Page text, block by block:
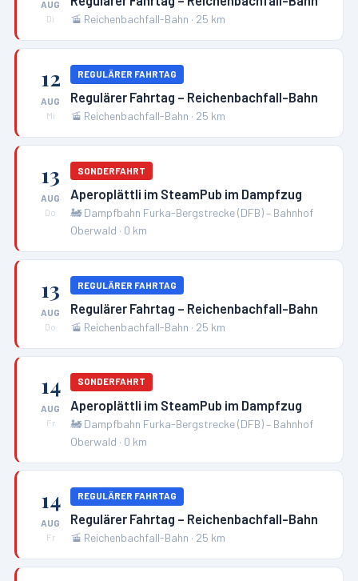
AUG
Di
🚡 Reichenbachfall-Bahn · 25 km
12
AUG
Mi
REGULÄRER FAHRTAG
Regulärer Fahrtag – Reichenbachfall-Bahn
🚡 Reichenbachfall-Bahn · 25 km
13
AUG
Do
SONDERFAHRT
Aperoplättli im SteamPub im Dampfzug
🚂 Dampfbahn Furka-Bergstrecke (DFB) – Bahnhof
Oberwald · 0 km
13
AUG
Do
REGULÄRER FAHRTAG
Regulärer Fahrtag – Reichenbachfall-Bahn
🚡 Reichenbachfall-Bahn · 25 km
14
AUG
Fr
SONDERFAHRT
Aperoplättli im SteamPub im Dampfzug
🚂 Dampfbahn Furka-Bergstrecke (DFB) – Bahnhof
Oberwald · 0 km
14
AUG
Fr
REGULÄRER FAHRTAG
Regulärer Fahrtag – Reichenbachfall-Bahn
🚡 Reichenbachfall-Bahn · 25 km